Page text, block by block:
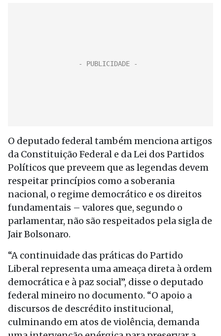
O deputado federal também menciona artigos
da Constituição Federal e da Lei dos Partidos
Políticos que preveem que as legendas devem
respeitar princípios como a soberania
nacional, o regime democrático e os direitos
fundamentais – valores que, segundo o
parlamentar, não são respeitados pela sigla de
Jair Bolsonaro.
“A continuidade das práticas do Partido
Liberal representa uma ameaça direta à ordem
democrática e à paz social”, disse o deputado
federal mineiro no documento. “O apoio a
discursos de descrédito institucional,
culminando em atos de violência, demanda